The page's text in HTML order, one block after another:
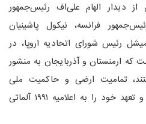
از دیدار الهام علی‌اف رئیس‌جمهور
فرانسه، نیکول پاشینیان
رئیس شورای اتحادیه اروپا، در
که ارمنستان و آذربایجان به منشور
تمامیت ارضی و حاکمیت ملی
یکدیگر را به‌رسمیت می‌شناسند و تعهد خود را به اعلامیه ۱۹۹۱ آلماتی